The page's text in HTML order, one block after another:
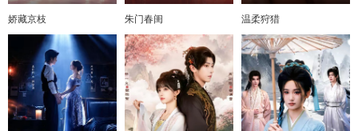
娇藏京枝 朱门春闺 温柔狩猎